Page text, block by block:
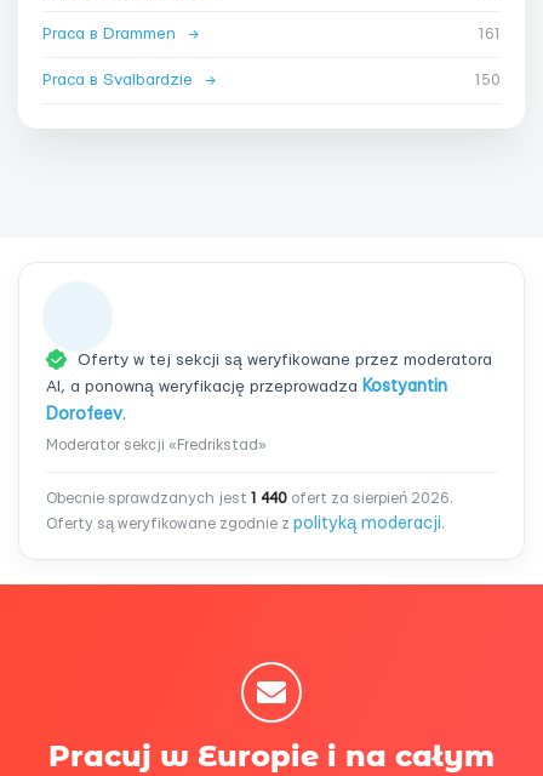
Praca в Drammen → 161
Praca в Svalbardzie → 150
Oferty w tej sekcji są weryfikowane przez moderatora
AI, a ponowną weryfikację przeprowadza Kostyantin
Dorofeev.
Moderator sekcji «Fredrikstad»
Obecnie sprawdzanych jest 1 440 ofert za sierpień 2026.
Oferty są weryfikowane zgodnie z polityką moderacji.
Pracuj w Europie i na całym